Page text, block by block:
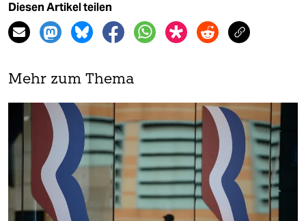
Diesen Artikel teilen
Mehr zum Thema